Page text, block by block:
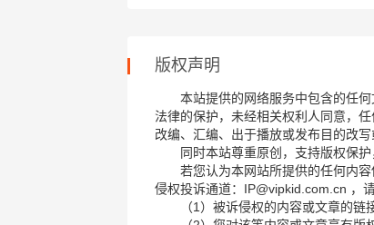
版权声明
本站提供的网络服务中包含的任
法律的保护，未经相关权利人同意，
改编、汇编、出于播放或发布目的改
同时本站尊重原创，支持版权保
若您认为本网站所提供的任何内
侵权投诉通道：IP@vipkid.com.cn ，
（1）被诉侵权的内容或文章的链接